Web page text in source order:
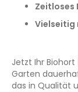
Zeitloses
Vielseitig
Jetzt Ihr Biohort
Garten
das in Qualität